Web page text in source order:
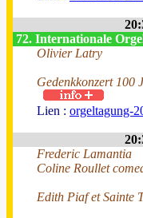
72. Internationale
Olivier Latry
Gedenkkonzert 100
Lien : orgeltagung-
Frederic Lamantia
Coline Roullet
Edith Piaf et Sainte